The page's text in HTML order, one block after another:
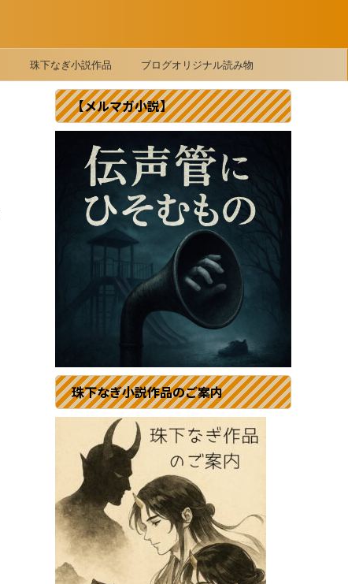
珠下なぎ小説作品 ブログオリジナル読み物
【メルマガ小説】
珠下なぎ小説作品のご案内